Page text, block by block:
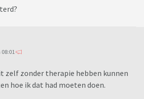
zelf zonder therapie hebben kunnen
hoe ik dat had moeten doen.